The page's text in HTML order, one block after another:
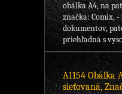
obálka A4, na
značka: Comix,
dokumentov,
priehľadná s
A1154 Obálka
sieťovaná,